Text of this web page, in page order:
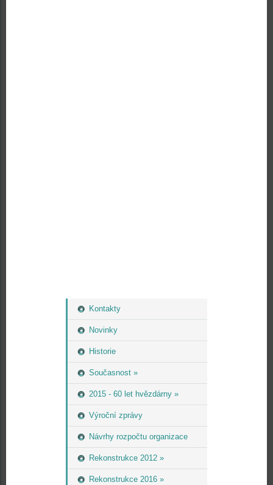
Kontakty
Novinky
Historie
Současnost »
2015 - 60 let hvězdárny »
Výroční zprávy
Návrhy rozpočtu organizace
Rekonstrukce 2012 »
Rekonstrukce 2016 »